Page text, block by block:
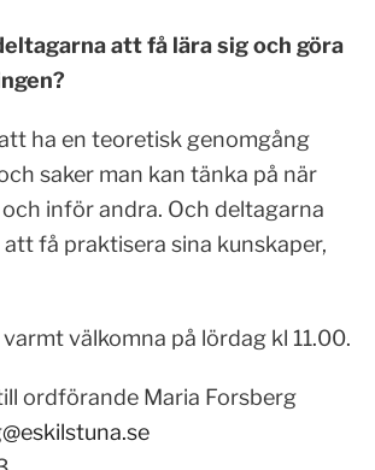
att få lära sig och göra
ha en teoretisk genomgång
saker man kan tänka på när
inför andra. Och deltagarna
få praktisera sina kunskaper,
välkomna på lördag kl 11.00.
ordförande Maria Forsberg